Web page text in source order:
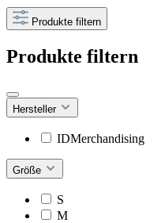
Produkte filtern
Produkte filtern
Hersteller
IDMerchandising
Größe
S
M